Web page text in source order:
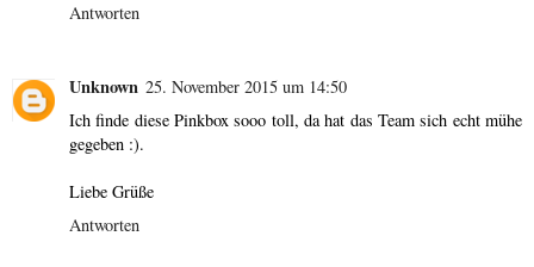
Antworten
Unknown 25. November 2015 um 14:50
Ich finde diese Pinkbox sooo toll, da hat das Team sich echt mühe
gegeben :).
Liebe Grüße
Antworten